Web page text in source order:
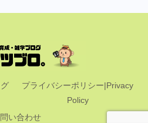
プライバシーポリシー|Privacy
Policy
い合わせ